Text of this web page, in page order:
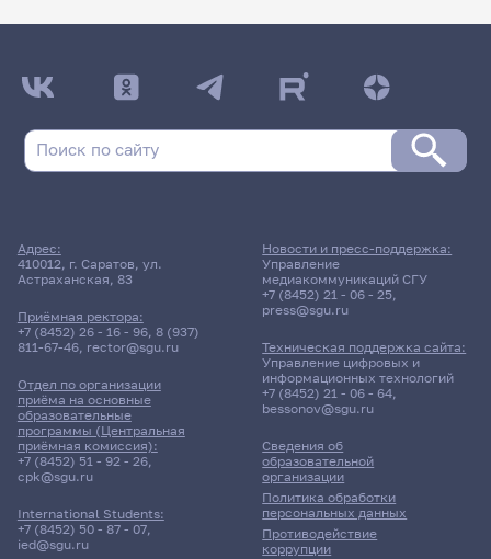
Адрес:
410012, г. Саратов, ул.
Астраханская, 83
Приёмная ректора:
+7 (8452) 26 - 16 - 96, 8 (937)
811-67-46, rector@sgu.ru
Отдел по организации
приёма на основные
образовательные
программы (Центральная
приёмная комиссия):
+7 (8452) 51 - 92 - 26,
cpk@sgu.ru
International Students:
+7 (8452) 50 - 87 - 07,
ied@sgu.ru
Сведения об
образовательной
организации
Политика обработки
персональных данных
Противодействие
коррупции
Новости и пресс-поддержка:
Управление
медиакоммуникаций СГУ
+7 (8452) 21 - 06 - 25,
press@sgu.ru
Техническая поддержка сайта:
Управление цифровых и
информационных технологий
+7 (8452) 21 - 06 - 64,
bessonov@sgu.ru